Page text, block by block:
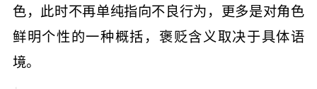
色，此时不再单纯指向不良行为，更多是对角色
鲜明个性的一种概括，褒贬含义取决于具体语
境。